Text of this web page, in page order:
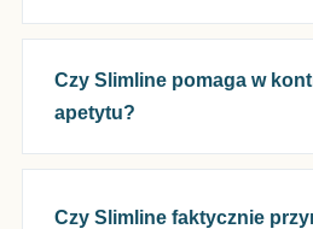
Czy Slimline pomaga w
apetytu?
Czy Slimline faktycznie